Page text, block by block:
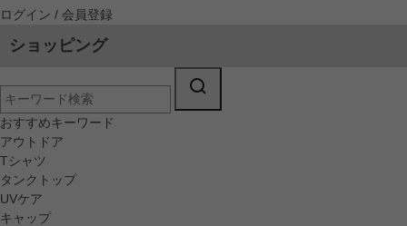
ログイン / 会員登録
ショッピング
おすすめキーワード
アウトドア
Tシャツ
タンクトップ
UVケア
キャップ